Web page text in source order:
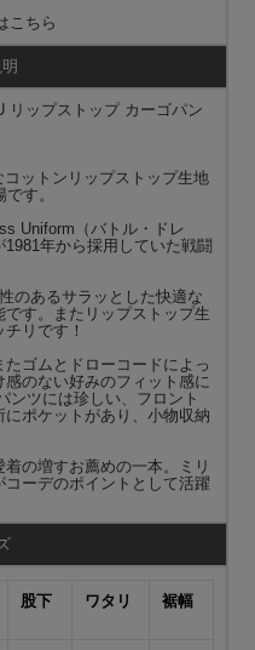
こちら
リップストップ カーゴパン
ットンリップストップ生地
す。
Uniform（バトル・ドレ
年から採用していた戦闘
のあるサラッとした快適な
す。またリップストップ生
リです！
ゴムとドローコードによっ
のない好みのフィット感に
ンツには珍しい、フロント
ポケットがあり、小物収納
の増すお薦めの一本。ミリ
ーデのポイントとして活躍
股下 ワタリ 裾幅